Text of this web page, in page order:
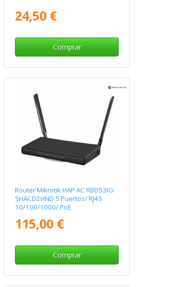
24,50 €
Comprar
Router Mikrotik HAP AC RBD53IG-
5HACD2HND 5 Puertos/ RJ45
10/100/1000/ PoE
115,00 €
Comprar